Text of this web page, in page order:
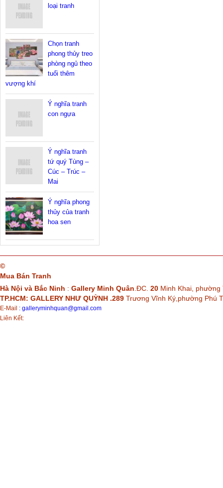
loại tranh
Chọn tranh
phong thủy treo
phòng ngủ theo
tuổi thêm
vượng khí
Ý nghĩa tranh
con ngựa
Ý nghĩa tranh
tứ quý Tùng –
Cúc – Trúc –
Mai
Ý nghĩa phong
thủy của tranh
hoa sen
©
Mua Bán Tranh
Hà Nội và Bắc Ninh : Gallery Minh Quân .ĐC. 20 Minh Khai,
TP.HCM: GALLERY NHƯ QUỲNH .289 Trương Vĩnh Ký,phường Phú
E-Mail : galleryminhquan@gmail.com
Liên Kết: